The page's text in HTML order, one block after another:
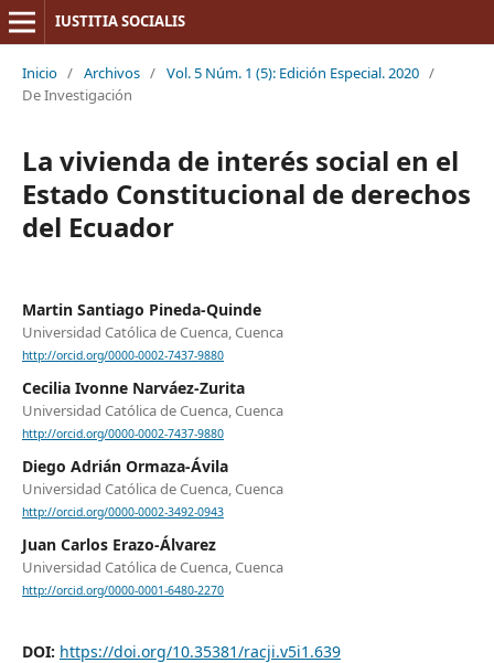
IUSTITIA SOCIALIS
Inicio / Archivos / Vol. 5 Núm. 1 (5): Edición Especial. 2020 /
De Investigación
La vivienda de interés social en el
Estado Constitucional de derechos
del Ecuador
Martin Santiago Pineda-Quinde
Universidad Católica de Cuenca, Cuenca
http://orcid.org/0000-0002-7437-9880
Cecilia Ivonne Narváez-Zurita
Universidad Católica de Cuenca, Cuenca
http://orcid.org/0000-0002-7437-9880
Diego Adrián Ormaza-Ávila
Universidad Católica de Cuenca, Cuenca
http://orcid.org/0000-0002-3492-0943
Juan Carlos Erazo-Álvarez
Universidad Católica de Cuenca, Cuenca
http://orcid.org/0000-0001-6480-2270
DOI: https://doi.org/10.35381/racji.v5i1.639